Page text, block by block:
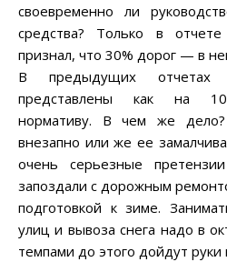
своевременно ли
средства? Только в
признал, что 30% дорог — в
В предыдущих
представлены как на
нормативу. В чем же дело?
внезапно или же ее
очень серьезные
запоздали с дорожным
подготовкой к зиме.
улиц и вывоза снега надо в
темпами до этого дойдут руки